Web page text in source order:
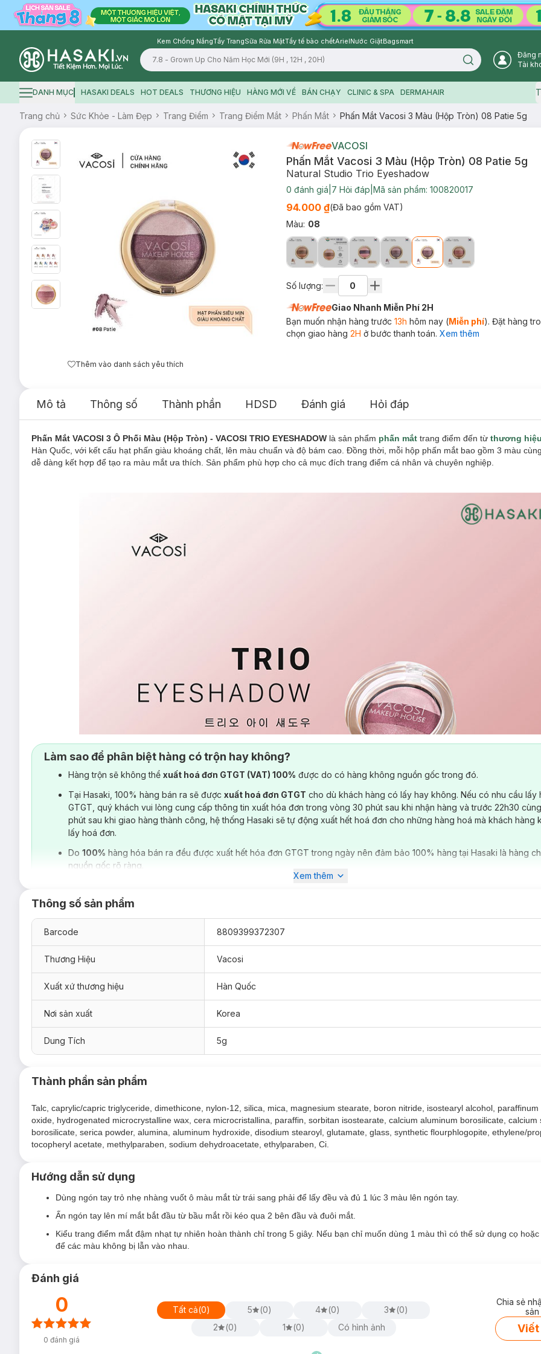
Kem Chống NắngTẩy TrangSữa Rửa MặtTẩy tế bào chếtArielNước GiặtBagsmart
Logo
Search icon
Đăng
Tài
Hamburger icon
DANH MỤC HASAKI DEALS HOT DEALS THƯƠNG HIỆU HÀNG MỚI VỀ BÁN CHẠY CLINIC & SPA DERMAHAIR
Trang chủ Sức Khỏe - Làm Đẹp Trang Điểm Trang Điểm Mắt Phấn Mắt Phấn Mắt Vacosi 3 Màu (Hộp Tròn) 08 Patie 5g
Thêm vào danh sách yêu thích
VACOSI
Phấn Mắt Vacosi 3 Màu (Hộp Tròn) 08 Patie 5g
Natural Studio Trio Eyeshadow
0 đánh giá 7 Hỏi đáp Mã sản phẩm: 100820017
94.000 ₫(Đã bao gồm VAT)
Màu: 08
Số lượng:
Giao Nhanh Miễn Phí 2H
Bạn muốn nhận hàng trước 13h hôm nay (Miễn phí). Đặt hàng
chọn giao hàng 2H ở bước thanh toán. Xem thêm
Mô tả Thông số Thành phần HDSD Đánh giá Hỏi đáp
Phấn Mắt VACOSI 3 Ô Phối Màu (Hộp Tròn) - VACOSI TRIO EYESHADOW là sản phẩm phấn mắt trang điểm đến từ thương hiệu
Hàn Quốc, với kết cấu hạt phấn giàu khoáng chất, lên màu chuẩn và độ bám cao. Đồng thời, mỗi hộp phấn mắt bao gồm 3 màu
dễ dàng kết hợp để tạo ra màu mắt ưa thích. Sản phẩm phù hợp cho cả mục đích trang điểm cá nhân và chuyên nghiệp.
#02: Peachie
#04: Candie
#05: Smokie
#06: Greenie
Làm sao để phân biệt hàng có trộn hay không?
Hàng trộn sẽ không thể xuất hoá đơn GTGT (VAT) 100% được do có hàng không nguồn gốc trong đó.
Tại Hasaki, 100% hàng bán ra sẽ được xuất hoá đơn GTGT cho dù khách hàng có lấy hay không. Nếu có nhu cầu lấy
GTGT, quý khách vui lòng cung cấp thông tin xuất hóa đơn trong vòng 30 phút sau khi nhận hàng và trước 22h30
phút sau khi giao hàng thành công, hệ thống Hasaki sẽ tự động xuất hết hoá đơn cho những hàng hoá mà khách hàng
lấy hoá đơn.
Do 100% hàng hóa bán ra đều được xuất hết hóa đơn GTGT trong ngày nên đảm bảo 100% hàng tại Hasaki là hàng
nguồn gốc rõ ràng.
Xem thêm
Thông số sản phẩm
Barcode 8809399372307
Thương Hiệu Vacosi
Xuất xứ thương hiệu Hàn Quốc
Nơi sản xuất Korea
Dung Tích 5g
Thành phần sản phẩm
Talc, caprylic/capric triglyceride, dimethicone, nylon-12, silica, mica, magnesium stearate, boron nitride, isostearyl alcohol, paraffinum
oxide, hydrogenated microcrystalline wax, cera microcristallina, paraffin, sorbitan isostearate, calcium aluminum borosilicate, calcium
borosilicate, serica powder, alumina, aluminum hydroxide, disodium stearoyl, glutamate, glass, synthetic flourphlogopite, ethylene/
tocopheryl acetate, methylparaben, sodium dehydroacetate, ethylparaben, Ci.
Hướng dẫn sử dụng
Dùng ngón tay trỏ nhẹ nhàng vuốt ô màu mắt từ trái sang phải để lấy đều và đủ 1 lúc 3 màu lên ngón tay.
Ấn ngón tay lên mí mắt bắt đầu từ bầu mắt rồi kéo qua 2 bên đầu và đuôi mắt.
Kiểu trang điểm mắt đậm nhạt tự nhiên hoàn thành chỉ trong 5 giây. Nếu bạn chỉ muốn dùng 1 màu thì có thể sử dụng cọ
để các màu không bị lẫn vào nhau.
Đánh giá
0
0 đánh giá
Tất cả(0) 5 (0) 4 (0) 3 (0)
2
(0) 1 (0) Có hình ảnh
Chia sẻ
Viết